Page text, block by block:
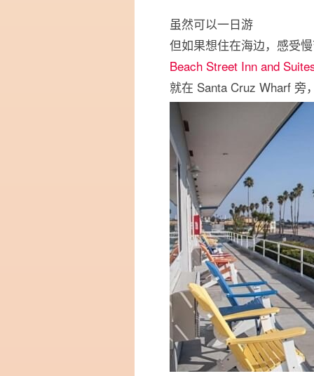
虽然可以一日游
但如果想住在海边，感受
Beach Street Inn and
就在 Santa Cruz Wharf 旁